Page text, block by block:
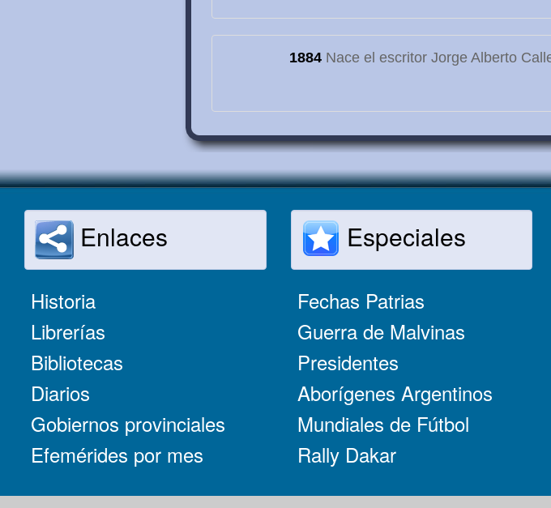
1884 Nace el escritor Jorge Alberto
Enlaces
Historia
Librerías
Bibliotecas
Diarios
Gobiernos provinciales
Efemérides por mes
Especiales
Fechas Patrias
Guerra de Malvinas
Presidentes
Aborígenes Argentinos
Mundiales de Fútbol
Rally Dakar